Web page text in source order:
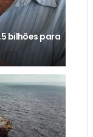
bilhões para